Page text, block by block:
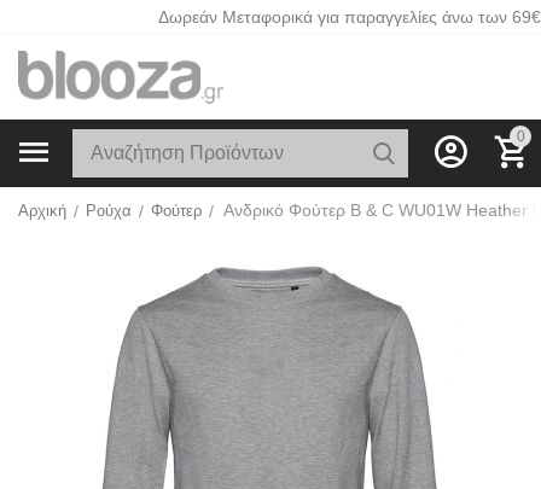
Δωρεάν Μεταφορικά για παραγγελίες άνω των 69€
0
Αρχική / Ρούχα / Φούτερ / Ανδρικό Φούτερ B & C WU01W Heather